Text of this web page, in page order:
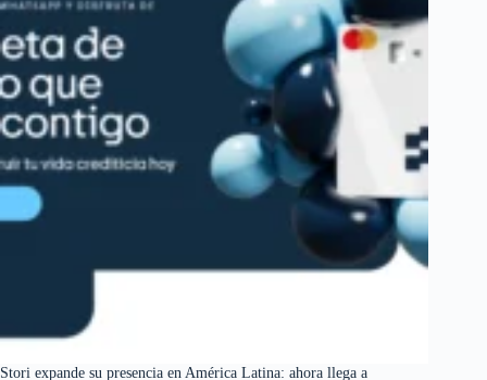
Stori expande su presencia en América Latina: ahora llega a